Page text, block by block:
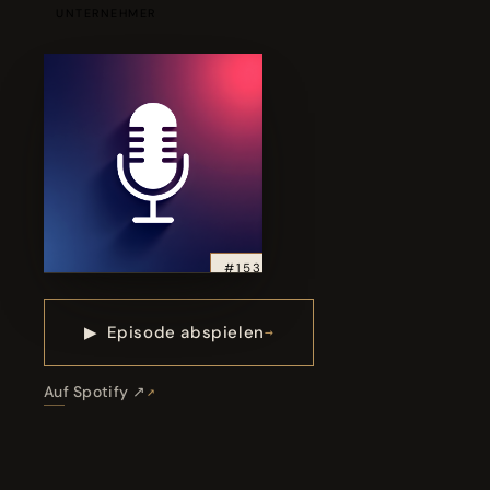
#153
▶ Episode abspielen
Auf Spotify ↗